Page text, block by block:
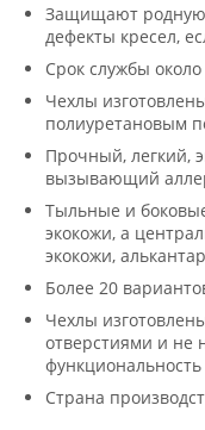
Защищают родную
дефекты кресел,
Срок службы около
Чехлы
полиуретановым
Прочный, легкий,
вызывающий
Тыльные и
экокожи, а
экокожи,
Более 20
Чехлы
отверстиями и не
функциональность
Страна